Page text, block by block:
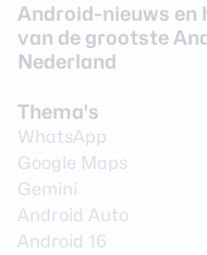
Android-nieuws en
van de grootste
Nederland
Thema's
WhatsApp
Google Maps
Gemini
Android Auto
Android 16